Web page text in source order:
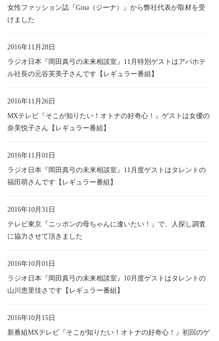
女性ファッション誌『Gina（ジーナ）』から弊社代表が取材を受
けました
2016年11月28日
ラジオ日本『岡田真弓の未来相談室』11月特別ゲストはアパホテ
ル社長の元谷芙美子さんです【レギュラー番組】
2016年11月26日
MXテレビ『そこが知りたい！オトナの好奇心！』ゲストは女優の
奈美悦子さん【レギュラー番組】
2016年11月01日
ラジオ日本『岡田真弓の未来相談室』11月度ゲストはタレントの
福田萌さんです【レギュラー番組】
2016年10月31日
テレビ東京『ニッポンの母ちゃんに逢いたい！』で、人探し調査
に協力させて頂きました
2016年10月01日
ラジオ日本『岡田真弓の未来相談室』10月度ゲストはタレントの
山川恵里佳さです【レギュラー番組】
2016年10月15日
新番組MXテレビ『そこが知りたい！オトナの好奇心！』初回のゲ